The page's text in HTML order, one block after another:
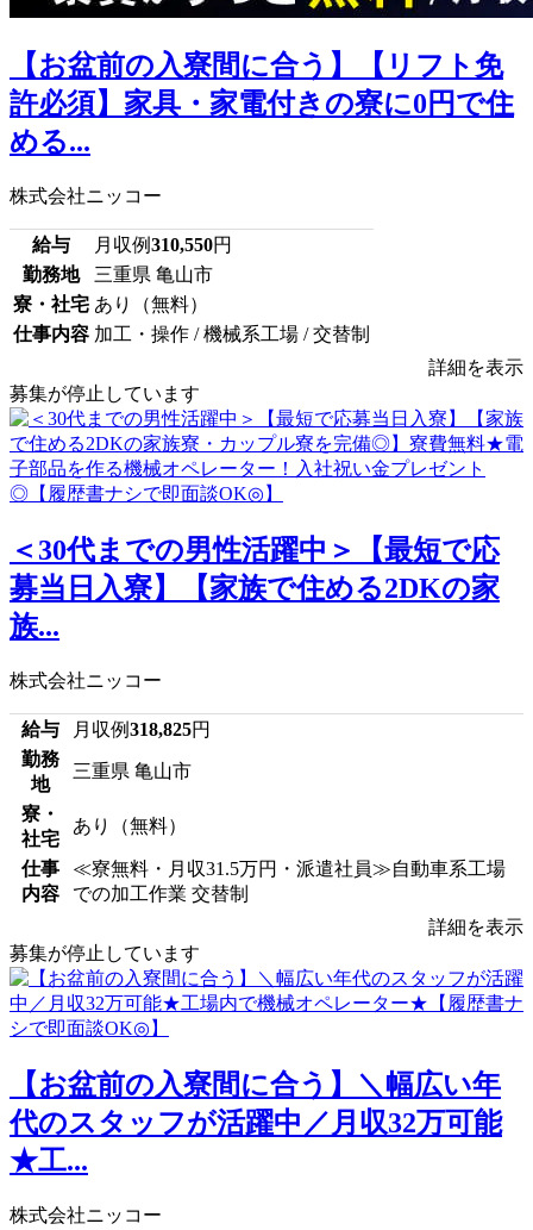
【お盆前の入寮間に合う】【リフト免
許必須】家具・家電付きの寮に0円で住
める...
株式会社ニッコー
給与 月収例310,550円
勤務地
三重県 亀山市
寮・社宅 あり（無料）
仕事内容 加工・操作 / 機械系工場 / 交替制
詳細を表示
募集が停止しています
＜30代までの男性活躍中＞【最短で応
募当日入寮】【家族で住める2DKの家
族...
株式会社ニッコー
給与 月収例318,825円
勤務
地
三重県 亀山市
寮・
社宅
あり（無料）
仕事
内容
≪寮無料・月収31.5万円・派遣社員≫自動車系工場
での加工作業 交替制
詳細を表示
募集が停止しています
【お盆前の入寮間に合う】＼幅広い年
代のスタッフが活躍中／月収32万可能
★工...
株式会社ニッコー